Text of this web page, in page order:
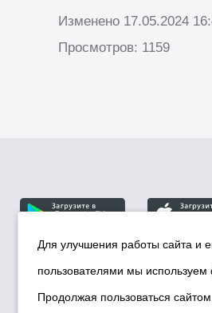
Изменено 17.05.2024
Просмотров: 1159
© Департамент
города Новосибирска, 2026
Для улучшения работы сайта и
пользователями мы
Продолжая пользоваться